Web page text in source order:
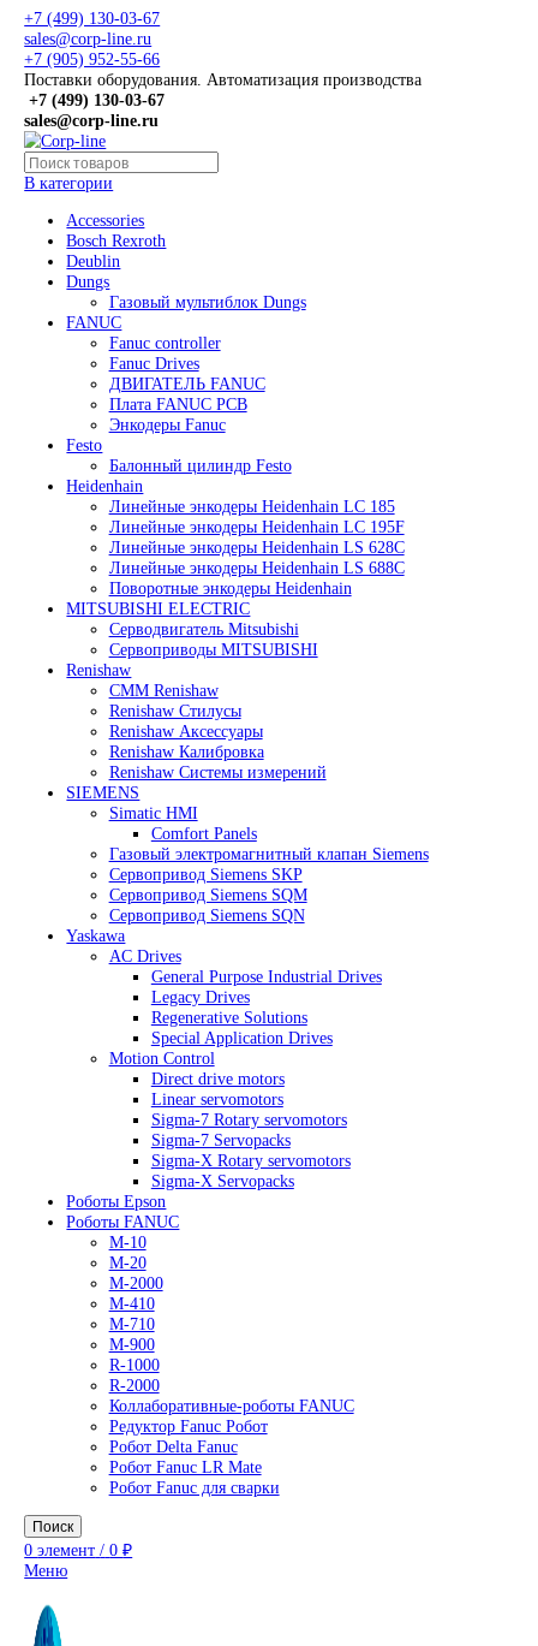
+7 (499) 130-03-67
sales@corp-line.ru
+7 (905) 952-55-66
Поставки оборудования. Автоматизация производства
+7 (499)130-03-67
sales@corp-line.ru
Accessories
Bosch Rexroth
Deublin
Dungs
Газовый мультиблок Dungs
FANUC
Fanuc controller
Fanuc Drives
ДВИГАТЕЛЬ FANUC
Плата FANUC PCB
Энкодеры Fanuc
Festo
Балонный цилиндр Festo
Heidenhain
Линейные энкодеры Heidenhain LC 185
Линейные энкодеры Heidenhain LC 195F
Линейные энкодеры Heidenhain LS 628C
Линейные энкодеры Heidenhain LS 688C
Поворотные энкодеры Heidenhain
MITSUBISHI ELECTRIC
Серводвигатель Mitsubishi
Сервоприводы MITSUBISHI
Renishaw
CMM Renishaw
Renishaw Cтилусы
Renishaw Аксессуары
Renishaw Калибровка
Renishaw Системы измерений
SIEMENS
Simatic HMI
Газовый электромагнитный клапан Siemens
Сервопривод Siemens SKP
Сервопривод Siemens SQM
Сервопривод Siemens SQN
Yaskawa
AC Drives
General Purpose Industrial Drives
Legacy Drives
Regenerative Solutions
Special Application Drives
Motion Control
Direct drive motors
Роботы Epson
Роботы FANUC
M-10
M-20
M-2000
M-410
R-1000